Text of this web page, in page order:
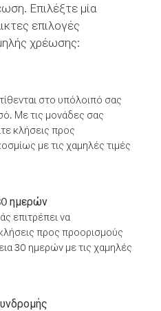
Επιλέξτε μία
επιλογές
χρέωσης:
στο υπόλοιπό σας
Με τις μονάδες σας
κλήσεις προς
με τις χαμηλές τιμές
ημερών
επιτρέπει να
προς προορισμούς
30 ημερών με τις χαμηλές